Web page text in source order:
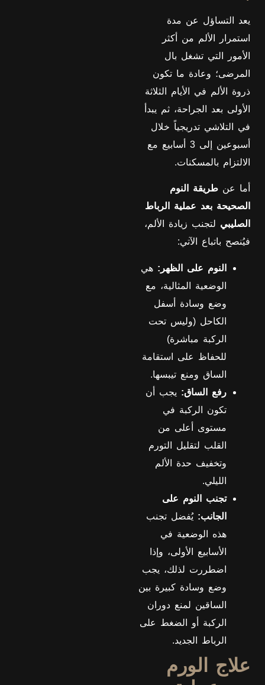
يعد التساؤل عن مدة
استمرار الألم من أكثر
الأمور التي تشغل بال
المرضى؛ وعادة ما تكون
ذروة الألم في الأيام الثلاثة
الأولى بعد الجراحة، ثم يبدأ
في التلاشي تدريجياً خلال
أسبوعين إلى 3 أسابيع مع
الالتزام بالمسكنات.
أما عن طريقة النوم
الصحيحة بعد عملية الرباط
الصليبي لتجنب زيادة الألم،
فيُنصح باتباع الآتي:
النوم على الظهر: هي
الوضعية المثالية، مع
وضع وسادة أسفل
الكاحل (وليس تحت
الركبة مباشرة)
للحفاظ على استقامة
الساق ومنع تيبسها.
رفع الساق: يجب أن
تكون الركبة في
مستوى أعلى من
القلب لتقليل التورم
وتخفيف حدة الألم
الليلي.
تجنب النوم على
الجانب: يُفضل تجنب
هذه الوضعية في
الأسابيع الأولى، وإذا
اضطررت لذلك، يجب
وضع وسادة كبيرة بين
الساقين لمنع دوران
الركبة أو الضغط على
الرباط الجديد.
علاج الورم